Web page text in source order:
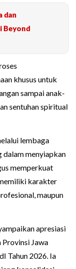
dan
Beyond
khusus untuk
sampai anak-
sentuhan spiritual
lembaga
dalam menyiapkan
memperkuat
karakter
maupun
apresiasi
Jawa
Tahun 2026. Ia